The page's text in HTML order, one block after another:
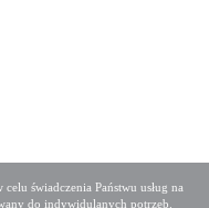
świadczenia Państwu usług na
do indywidulanych potrzeb.